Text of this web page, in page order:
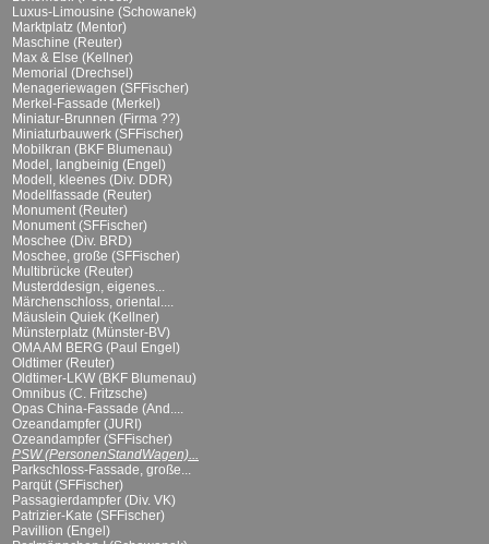
Luxus-Limousine (Schowanek)
Marktplatz (Mentor)
Maschine (Reuter)
Max & Else (Kellner)
Memorial (Drechsel)
Menageriewagen (SFFischer)
Merkel-Fassade (Merkel)
Miniatur-Brunnen (Firma ??)
Miniaturbauwerk (SFFischer)
Mobilkran (BKF Blumenau)
Model, langbeinig (Engel)
Modell, kleenes (Div. DDR)
Modellfassade (Reuter)
Monument (Reuter)
Monument (SFFischer)
Moschee (Div. BRD)
Moschee, große (SFFischer)
Multibrücke (Reuter)
Musterddesign, eigenes...
Märchenschloss, oriental....
Mäuslein Quiek (Kellner)
Münsterplatz (Münster-BV)
OMA AM BERG (Paul Engel)
Oldtimer (Reuter)
Oldtimer-LKW (BKF Blumenau)
Omnibus (C. Fritzsche)
Opas China-Fassade (And....
Ozeandampfer (JURI)
Ozeandampfer (SFFischer)
PSW (PersonenStandWagen)...
Parkschloss-Fassade, große...
Parqüt (SFFischer)
Passagierdampfer (Div. VK)
Patrizier-Kate (SFFischer)
Pavillion (Engel)